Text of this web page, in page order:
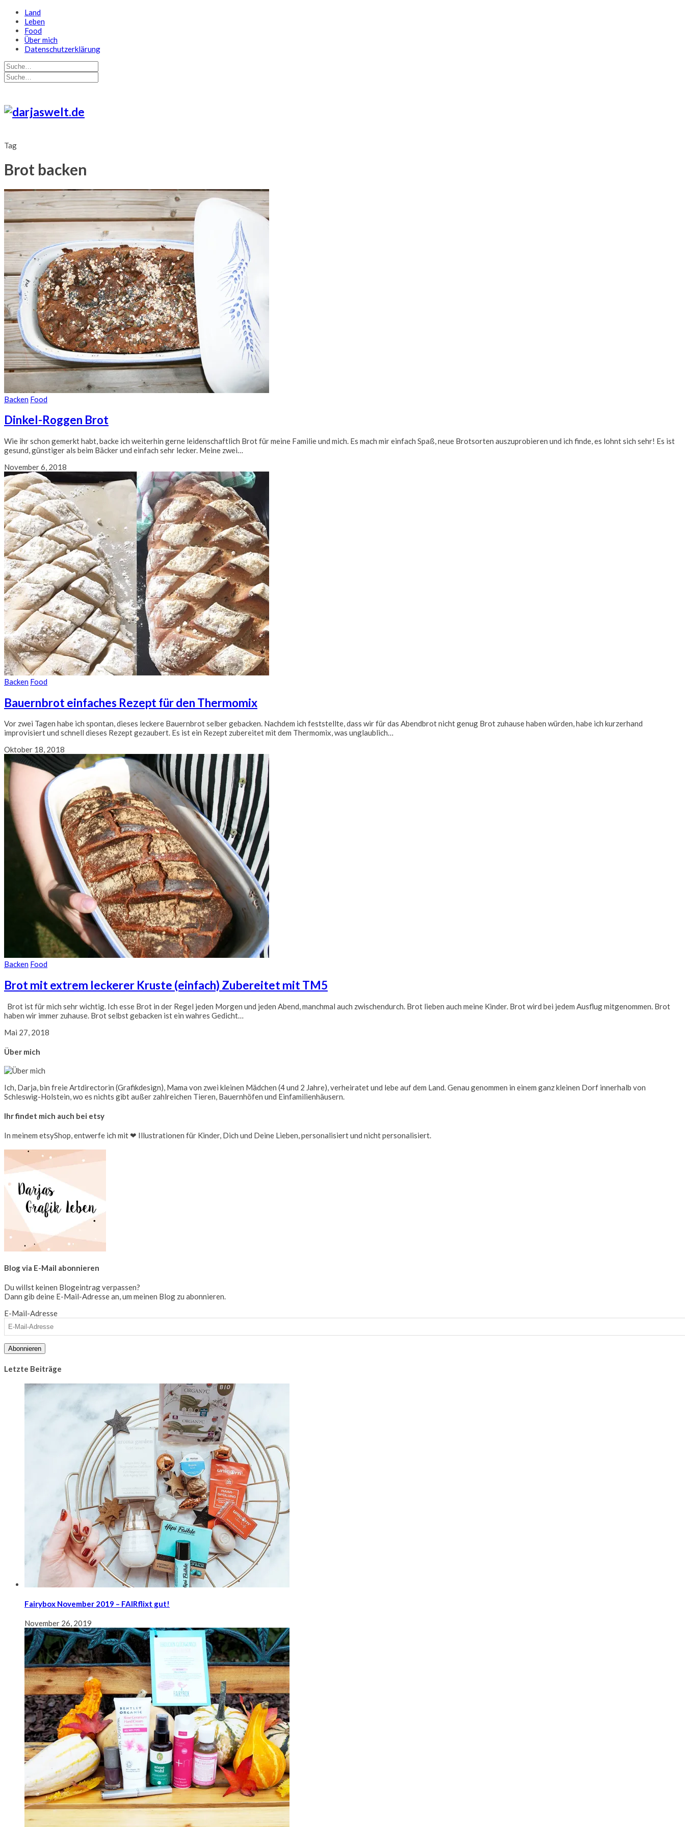
Land
Leben
Food
Über mich
Datenschutzerklärung
Tag
Brot backen
Backen Food
Dinkel-Roggen Brot
Wie ihr schon gemerkt habt, backe ich weiterhin gerne leidenschaftlich Brot für meine Familie und mich. Es mach mir einfach Spaß, neue Brotsorten auszuprobieren und ich finde, es lohnt sich sehr! Es ist
gesund, günstiger als beim Bäcker und einfach sehr lecker. Meine zwei…
November 6, 2018
Backen Food
Bauernbrot einfaches Rezept für den Thermomix
Vor zwei Tagen habe ich spontan, dieses leckere Bauernbrot selber gebacken. Nachdem ich feststellte, dass wir für das Abendbrot nicht genug Brot zuhause haben würden, habe ich kurzerhand
improvisiert und schnell dieses Rezept gezaubert. Es ist ein Rezept zubereitet mit dem Thermomix, was unglaublich…
Oktober 18, 2018
Backen Food
Brot mit extrem leckerer Kruste (einfach) Zubereitet mit TM5
Brot ist für mich sehr wichtig. Ich esse Brot in der Regel jeden Morgen und jeden Abend, manchmal auch zwischendurch. Brot lieben auch meine Kinder. Brot wird bei jedem Ausflug mitgenommen. Brot
haben wir immer zuhause. Brot selbst gebacken ist ein wahres Gedicht…
Mai 27, 2018
Über mich
Ich, Darja, bin freie Artdirectorin (Grafikdesign), Mama von zwei kleinen Mädchen (4 und 2 Jahre), verheiratet und lebe auf dem Land. Genau genommen in einem ganz kleinen Dorf innerhalb von
Schleswig-Holstein, wo es nichts gibt außer zahlreichen Tieren, Bauernhöfen und Einfamilienhäusern.
Ihr findet mich auch bei etsy
In meinem etsyShop, entwerfe ich mit ❤ Illustrationen für Kinder, Dich und Deine Lieben, personalisiert und nicht personalisiert.
Blog via E-Mail abonnieren
Du willst keinen Blogeintrag verpassen?
Dann gib deine E-Mail-Adresse an, um meinen Blog zu abonnieren.
E-Mail-Adresse
Abonnieren
Letzte Beiträge
Fairybox November 2019 – FAIRflixt gut!
November 26, 2019